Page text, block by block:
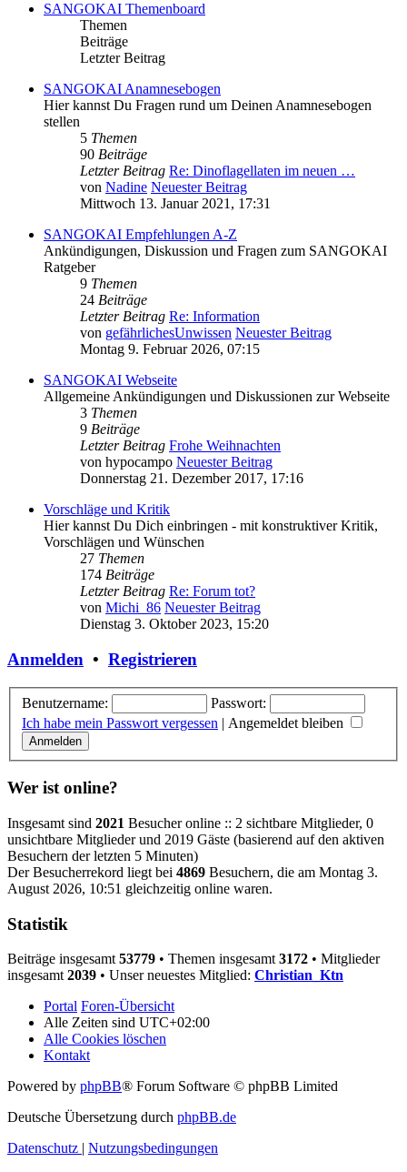
SANGOKAI Themenboard
Themen
Beiträge
Letzter Beitrag
SANGOKAI Anamnesebogen
Hier kannst Du Fragen rund um Deinen Anamnesebogen
stellen
5 Themen
90 Beiträge
Letzter Beitrag Re: Dinoflagellaten im neuen …
von Nadine Neuester Beitrag
Mittwoch 13. Januar 2021, 17:31
SANGOKAI Empfehlungen A-Z
Ankündigungen, Diskussion und Fragen zum SANGOKAI
Ratgeber
9 Themen
24 Beiträge
Letzter Beitrag Re: Information
von gefährlichesUnwissen Neuester Beitrag
Montag 9. Februar 2026, 07:15
SANGOKAI Webseite
Allgemeine Ankündigungen und Diskussionen zur Webseite
3 Themen
9 Beiträge
Letzter Beitrag Frohe Weihnachten
von hypocampo Neuester Beitrag
Donnerstag 21. Dezember 2017, 17:16
Vorschläge und Kritik
Hier kannst Du Dich einbringen - mit konstruktiver Kritik,
Vorschlägen und Wünschen
27 Themen
174 Beiträge
Letzter Beitrag Re: Forum tot?
von Michi_86 Neuester Beitrag
Dienstag 3. Oktober 2023, 15:20
Anmelden • Registrieren
Benutzername:
Passwort:
Ich habe mein Passwort vergessen | Angemeldet bleiben
Wer ist online?
Insgesamt sind 2021 Besucher online :: 2 sichtbare Mitglieder, 0
unsichtbare Mitglieder und 2019 Gäste (basierend auf den aktiven
Besuchern der letzten 5 Minuten)
Der Besucherrekord liegt bei 4869 Besuchern, die am Montag 3.
August 2026, 10:51 gleichzeitig online waren.
Statistik
Beiträge insgesamt 53779 • Themen insgesamt 3172 • Mitglieder
insgesamt 2039 • Unser neuestes Mitglied: Christian_Ktn
Portal Foren-Übersicht
Alle Zeiten sind UTC+02:00
Alle Cookies löschen
Kontakt
Powered by phpBB® Forum Software © phpBB Limited
Deutsche Übersetzung durch phpBB.de
Datenschutz | Nutzungsbedingungen